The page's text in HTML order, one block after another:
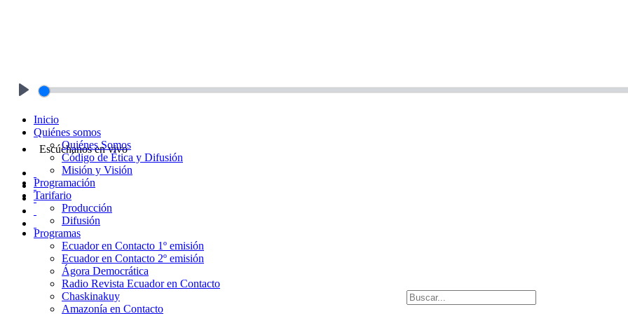
Escúchanos en vivo
Inicio
Quiénes somos
Quiénes Somos
Código de Ética y Difusión
Misión y Visión
Programación
Tarifario
Producción
Difusión
Programas
Ecuador en Contacto 1º emisión
Ecuador en Contacto 2º emisión
Ágora Democrática
Radio Revista Ecuador en Contacto
Chaskinakuy
Amazonía en Contacto